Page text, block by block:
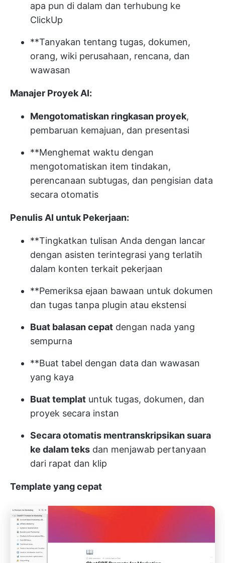
apa pun di dalam dan terhubung ke
ClickUp
**Tanyakan tentang tugas, dokumen,
orang, wiki perusahaan, rencana, dan
wawasan
Manajer Proyek AI:
Mengotomatiskan ringkasan proyek,
pembaruan kemajuan, dan presentasi
**Menghemat waktu dengan
mengotomatiskan item tindakan,
perencanaan subtugas, dan pengisian data
secara otomatis
Penulis AI untuk Pekerjaan:
**Tingkatkan tulisan Anda dengan lancar
dengan asisten terintegrasi yang terlatih
dalam konten terkait pekerjaan
**Pemeriksa ejaan bawaan untuk dokumen
dan tugas tanpa plugin atau ekstensi
Buat balasan cepat dengan nada yang
sempurna
**Buat tabel dengan data dan wawasan
yang kaya
Buat templat untuk tugas, dokumen, dan
proyek secara instan
Secara otomatis mentranskripsikan suara
ke dalam teks dan menjawab pertanyaan
dari rapat dan klip
Template yang cepat